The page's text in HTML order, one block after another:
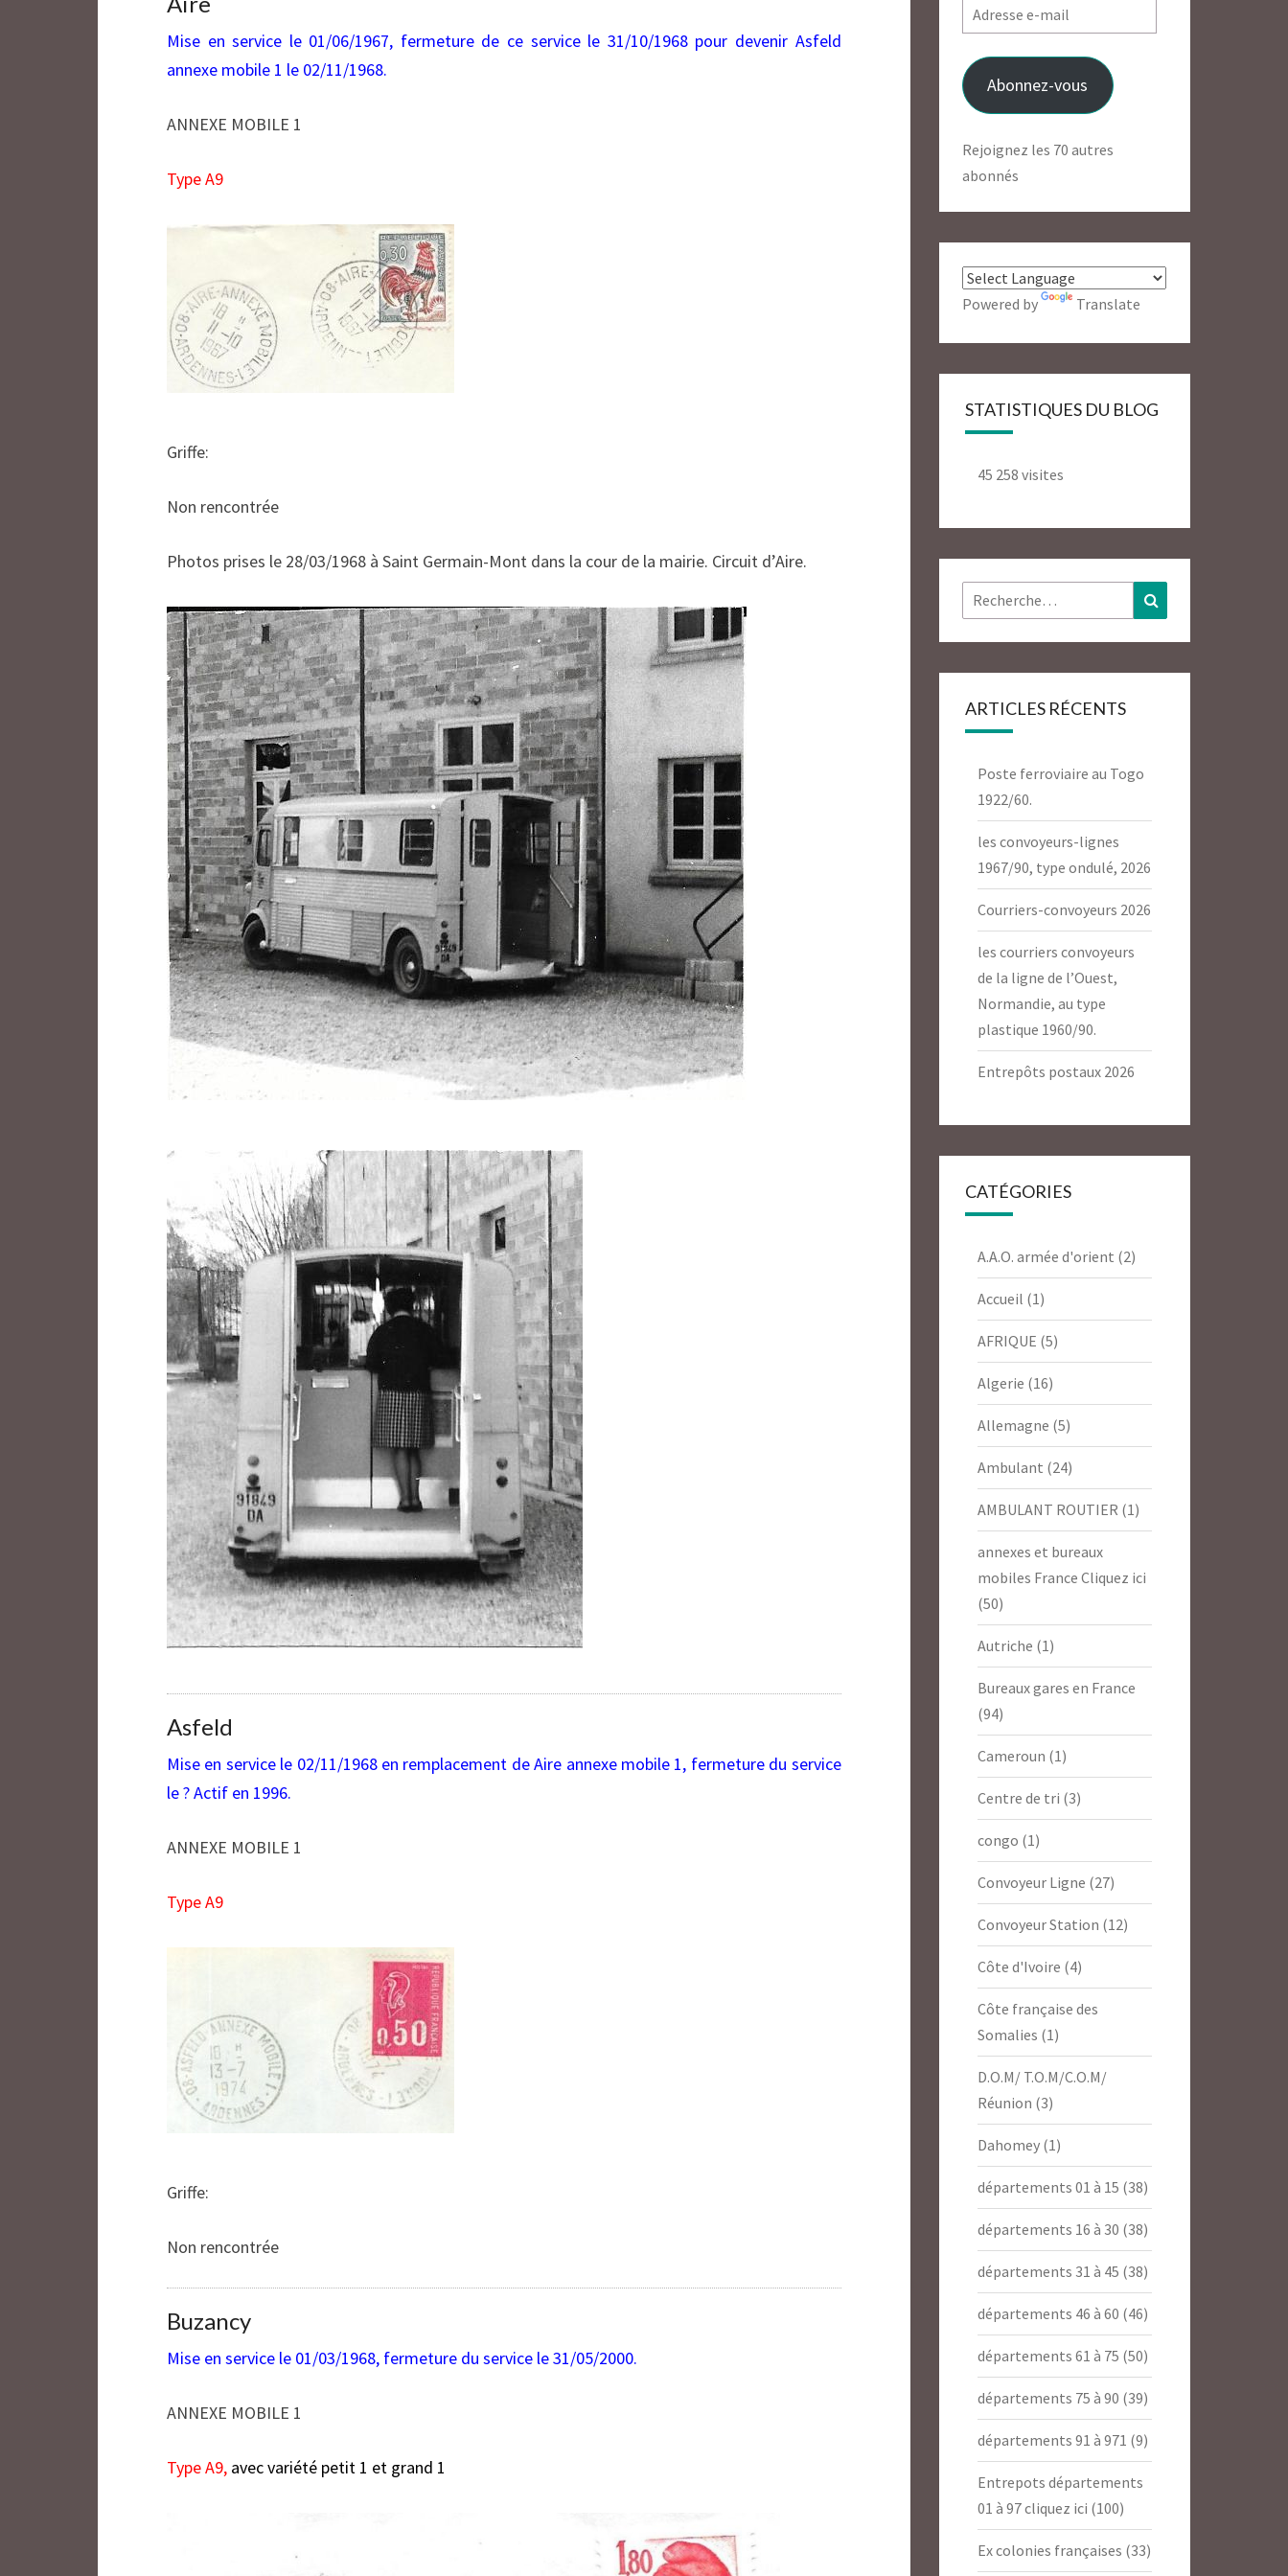
Mise en service le 01/06/1967, fermeture de ce service le 31/10/1968 pour devenir Asfeld
annexe mobile 1 le 02/11/1968.
ANNEXE MOBILE 1
Type A9
Griffe:
Non rencontrée
Photos prises le 28/03/1968 à Saint Germain-Mont dans la cour de la mairie. Circuit d’Aire.
Asfeld
Mise en service le 02/11/1968 en remplacement de Aire annexe mobile 1, fermeture du service
le ? Actif en 1996.
ANNEXE MOBILE 1
Type A9
Griffe:
Non rencontrée
Buzancy
Mise en service le 01/03/1968, fermeture du service le 31/05/2000.
ANNEXE MOBILE 1
Type A9, avec variété petit 1 et grand 1
Adresse
e-
mail
Abonnez-vous
Rejoignez les 70 autres
abonnés
Powered by Translate
STATISTIQUES DU BLOG
45 258 visites
Rechercher :
ARTICLES RÉCENTS
Poste ferroviaire au Togo
1922/60.
les convoyeurs-lignes
1967/90, type ondulé, 2026
Courriers-convoyeurs 2026
les courriers convoyeurs
de la ligne de l’Ouest,
Normandie, au type
plastique 1960/90.
Entrepôts postaux 2026
CATÉGORIES
A.A.O. armée d'orient (2)
Accueil (1)
AFRIQUE (5)
Algerie (16)
Allemagne (5)
Ambulant (24)
AMBULANT ROUTIER (1)
annexes et bureaux
mobiles France Cliquez ici
(50)
Autriche (1)
Bureaux gares en France
(94)
Cameroun (1)
Centre de tri (3)
congo (1)
Convoyeur Ligne (27)
Convoyeur Station (12)
Côte d'Ivoire (4)
Côte française des
Somalies (1)
D.O.M/ T.O.M/C.O.M/
Réunion (3)
Dahomey(1)
départements 01 à 15 (38)
départements 16 à 30 (38)
départements 31 à 45 (38)
départements 46 à 60 (46)
départements 61 à 75 (50)
départements 75 à 90 (39)
départements 91 à 971 (9)
Entrepots départements
01 à 97 cliquez ici (100)
Ex colonies françaises (33)